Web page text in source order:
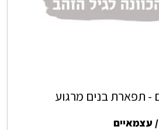
- תפארת בנים מרגוע
עצמאיים